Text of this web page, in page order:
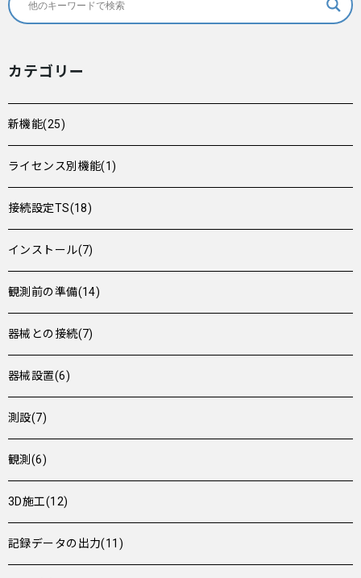
カテゴリー
新機能(25)
ライセンス別機能(1)
接続設定TS(18)
インストール(7)
観測前の準備(14)
器械との接続(7)
器械設置(6)
測設(7)
観測(6)
3D施工(12)
記録データの出力(11)